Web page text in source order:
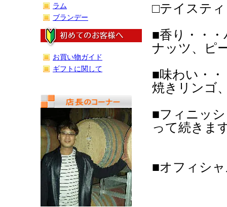
ラム
ブランデー
お買い物ガイド
ギフトに関して
□テイステ
■香り・・
ナッツ、ピ
■味わい・
焼きリンゴ
■フィニッ
って続きま
■オフィシ